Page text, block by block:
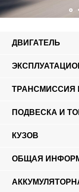
ДВИГАТЕЛЬ
ТРАНСМИССИЯ
ПОДВЕСКА И
КУЗОВ
ОБЩАЯ